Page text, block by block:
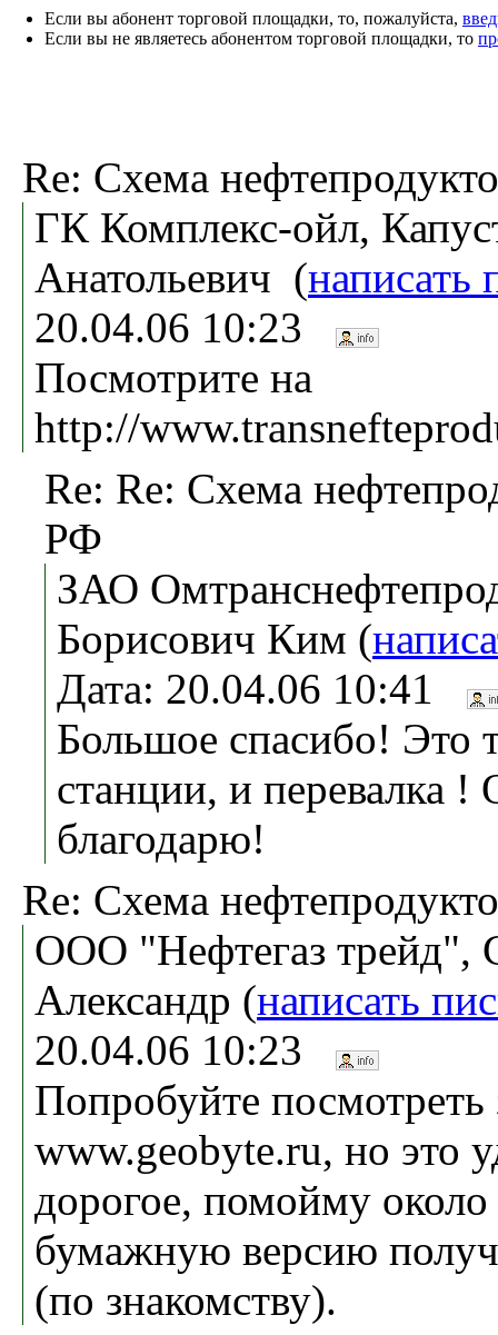
Если вы абонент торговой площадки, то, пожалуйста,
Если вы не являетесь абонентом торговой площадки, то
Re: Схема
ГК Комплекс-ойл,
Анатольевич (написать
20.04.06 10:23
Посмотрите на
http://
Re: Re: Схема
РФ
ЗАО
Борисович Ким (
Дата: 20.04.06 10:41
Большое спасибо! Это
станции, и перевалка
благодарю!
Re: Схема
ООО "Нефтегаз трейд",
Александр (написать
20.04.06 10:23
Попробуйте посмотреть
www.geobyte.ru, но это
дорогое, помойму
бумажную версию
(по знакомству).